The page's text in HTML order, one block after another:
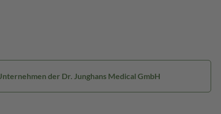
der Dr. Junghans Medical GmbH